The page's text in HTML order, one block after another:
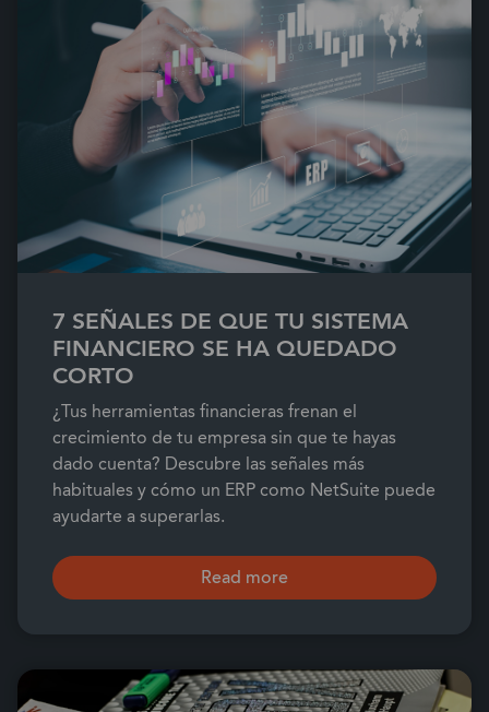
7 SEÑALES DE QUE TU SISTEMA
FINANCIERO SE HA QUEDADO
CORTO
¿Tus herramientas financieras frenan el
crecimiento de tu empresa sin que te hayas
dado cuenta? Descubre las señales más
habituales y cómo un ERP como NetSuite puede
ayudarte a superarlas.
Read more